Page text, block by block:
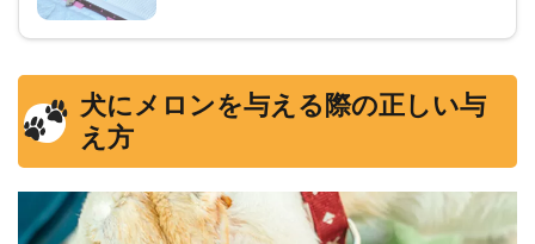
犬にメロンを与える際の正しい与
え方